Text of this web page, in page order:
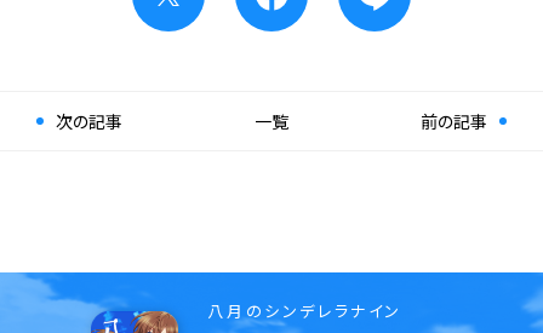
次の記事 前の記事
一覧
八月のシンデレラナイン